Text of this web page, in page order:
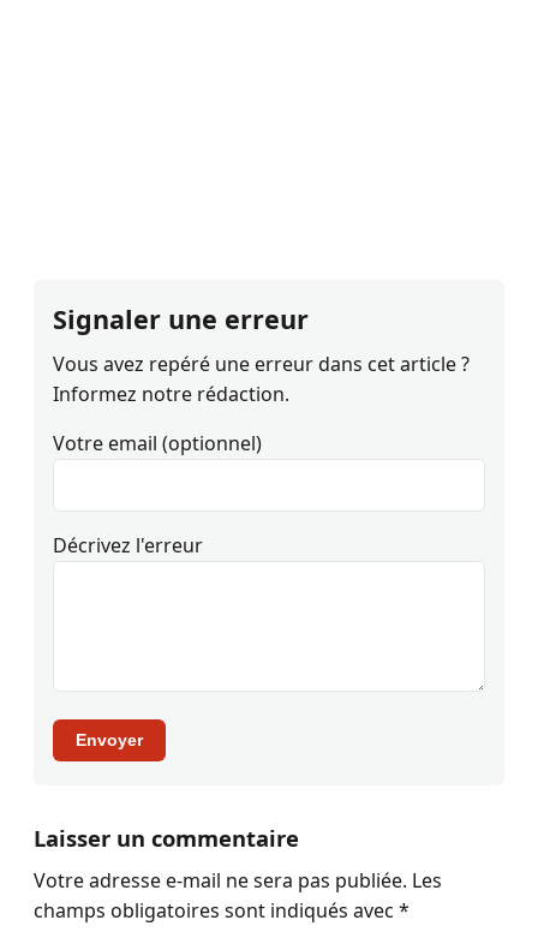
Signaler une erreur
Vous avez repéré une erreur dans cet article ?
Informez notre rédaction.
Votre email (optionnel)
Décrivez l'erreur
Envoyer
Laisser un commentaire
Votre adresse e-mail ne sera pas publiée. Les
champs obligatoires sont indiqués avec *